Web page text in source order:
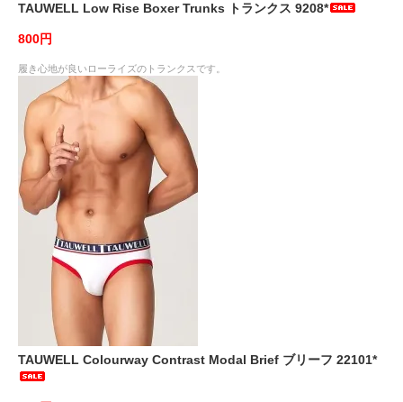
TAUWELL Low Rise Boxer Trunks トランクス 9208*
800円
履き心地が良いローライズのトランクスです。
TAUWELL Colourway Contrast Modal Brief ブリーフ 22101*